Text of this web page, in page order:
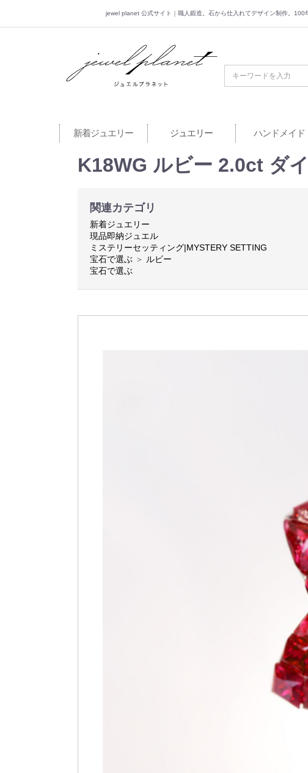
jewel planet 公式サイト｜職人鍛造。石から仕入れてデザイン制作。100
jewel planet 公式サイ
新着ジュエリー ジュエリー ハンドメイド
K18WG ルビー 2.0ct ダ
関連カテゴリ
新着ジュエリー
現品即納ジュエル
ミステリーセッティング|MYSTERY SETTING
宝石で選ぶ ＞ ルビー
宝石で選ぶ